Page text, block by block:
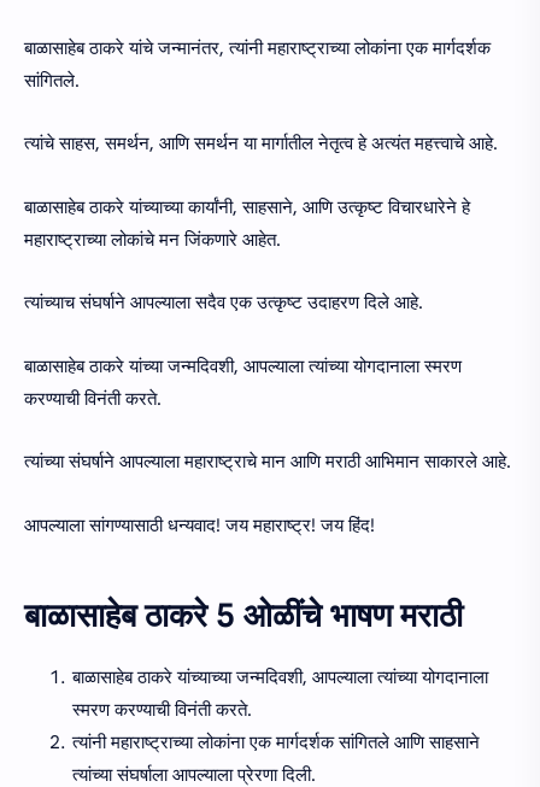
बाळासाहेब ठाकरे यांचे जन्मानंतर, त्यांनी महाराष्ट्राच्या लोकांना एक मार्गदर्शक
सांगितले.
त्यांचे साहस, समर्थन, आणि समर्थन या मार्गातील नेतृत्व हे अत्यंत महत्त्वाचे आहे.
बाळासाहेब ठाकरे यांच्याच्या कार्यांनी, साहसाने, आणि उत्कृष्ट विचारधारेने हे
महाराष्ट्राच्या लोकांचे मन जिंकणारे आहेत.
त्यांच्याच संघर्षाने आपल्याला सदैव एक उत्कृष्ट उदाहरण दिले आहे.
बाळासाहेब ठाकरे यांच्या जन्मदिवशी, आपल्याला त्यांच्या योगदानाला स्मरण
करण्याची विनंती करते.
त्यांच्या संघर्षाने आपल्याला महाराष्ट्राचे मान आणि मराठी आभिमान साकारले आहे.
आपल्याला सांगण्यासाठी धन्यवाद! जय महाराष्ट्र! जय हिंद!
बाळासाहेब ठाकरे 5 ओळींचे भाषण मराठी
बाळासाहेब ठाकरे यांच्याच्या जन्मदिवशी, आपल्याला त्यांच्या योगदानाला
स्मरण करण्याची विनंती करते.
त्यांनी महाराष्ट्राच्या लोकांना एक मार्गदर्शक सांगितले आणि साहसाने
त्यांच्या संघर्षाला आपल्याला प्रेरणा दिली.